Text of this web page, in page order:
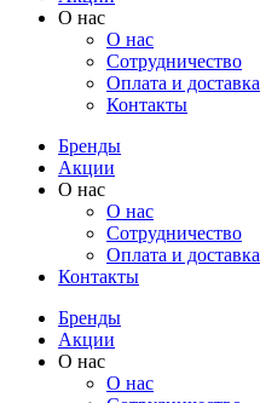
О нас
О нас
Cотрудничество
Оплата и доставка
Контакты
Бренды
Акции
О нас
О нас
Cотрудничество
Оплата и доставка
Контакты
Бренды
Акции
О нас
О нас